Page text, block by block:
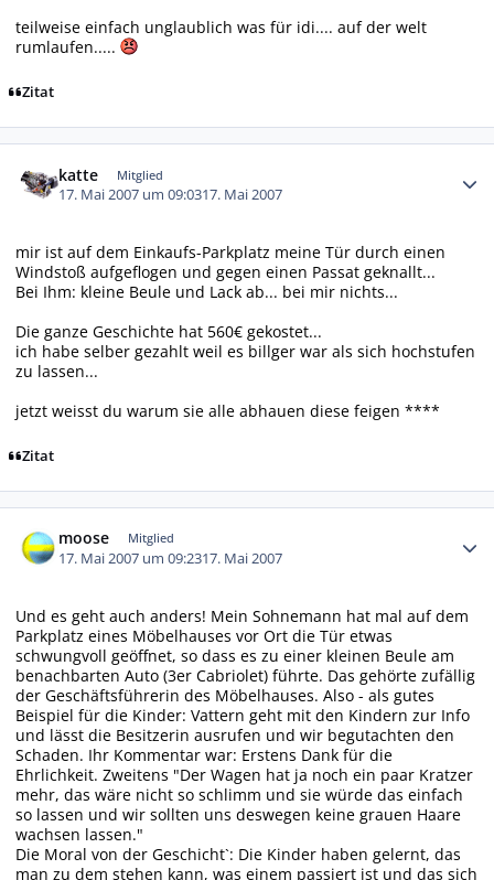
teilweise einfach unglaublich was für idi.... auf der welt
rumlaufen.....
Zitat
katte Mitglied
17. Mai 2007 um 09:0317. Mai 2007
mir ist auf dem Einkaufs-Parkplatz meine Tür durch einen
Windstoß aufgeflogen und gegen einen Passat geknallt...
Bei Ihm: kleine Beule und Lack ab... bei mir nichts...
Die ganze Geschichte hat 560€ gekostet...
ich habe selber gezahlt weil es billger war als sich hochstufen
zu lassen...
jetzt weisst du warum sie alle abhauen diese feigen ****
Zitat
moose Mitglied
17. Mai 2007 um 09:2317. Mai 2007
Und es geht auch anders! Mein Sohnemann hat mal auf dem
Parkplatz eines Möbelhauses vor Ort die Tür etwas
schwungvoll geöffnet, so dass es zu einer kleinen Beule am
benachbarten Auto (3er Cabriolet) führte. Das gehörte zufällig
der Geschäftsführerin des Möbelhauses. Also - als gutes
Beispiel für die Kinder: Vattern geht mit den Kindern zur Info
und lässt die Besitzerin ausrufen und wir begutachten den
Schaden. Ihr Kommentar war: Erstens Dank für die
Ehrlichkeit. Zweitens "Der Wagen hat ja noch ein paar Kratzer
mehr, das wäre nicht so schlimm und sie würde das einfach
so lassen und wir sollten uns deswegen keine grauen Haare
wachsen lassen."
Die Moral von der Geschicht`: Die Kinder haben gelernt, das
man zu dem stehen kann, was einem passiert ist und das sich